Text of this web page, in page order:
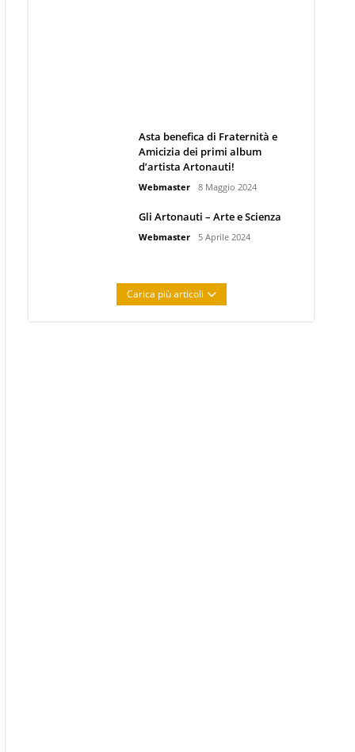
Asta benefica di Fraternità e
Amicizia dei primi album
d’artista Artonauti!
Webmaster 8 Maggio 2024
Gli Artonauti – Arte e Scienza
Webmaster 5 Aprile 2024
Carica più articoli